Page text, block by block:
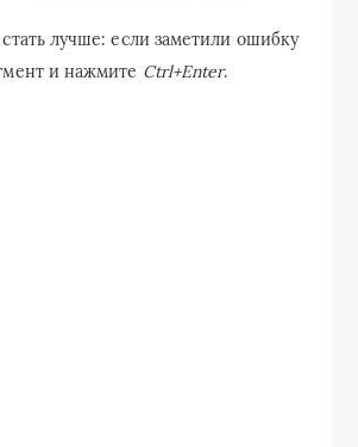
лучше: если заметили ошибку
и нажмите Ctrl+Enter.